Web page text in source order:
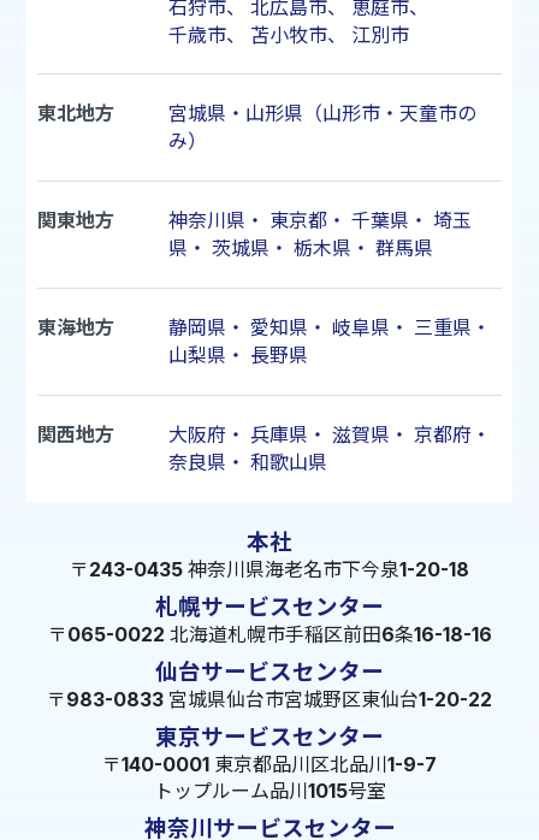
石狩市、 北広島市、 恵庭市、
千歳市、 苫小牧市、 江別市
東北地方
宮城県・山形県（山形市・天童市の
み）
関東地方 神奈川県 ・ 東京都・ 千葉県 ・ 埼玉
県 ・ 茨城県 ・ 栃木県 ・ 群馬県
東海地方 静岡県 ・ 愛知県 ・ 岐阜県 ・ 三重県 ・
山梨県 ・ 長野県
関西地方 大阪府 ・ 兵庫県 ・ 滋賀県 ・ 京都府 ・
奈良県 ・ 和歌山県
本社
〒243-0435 神奈川県海老名市下今泉1-20-18
札幌サービスセンター
〒065-0022 北海道札幌市手稲区前田6条16-18-16
仙台サービスセンター
〒983-0833 宮城県仙台市宮城野区東仙台1-20-22
東京サービスセンター
〒140-0001 東京都品川区北品川1-9-7
トップルーム品川1015号室
神奈川サービスセンター